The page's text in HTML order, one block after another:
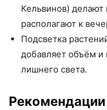
Кельвинов)
располагают к
Подсветка
добавляет объём и
лишнего света.